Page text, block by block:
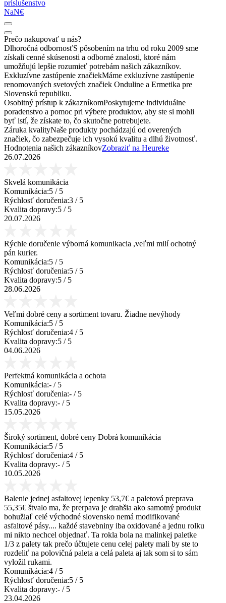
príslušenstvo
NaN€
Prečo nakupovať u nás?
Dlhoročná odbornosťS pôsobením na trhu od roku 2009 sme
získali cenné skúsenosti a odborné znalosti, ktoré nám
umožňujú lepšie rozumieť potrebám našich zákazníkov.
Exkluzívne zastúpenie značiekMáme exkluzívne zastúpenie
renomovaných svetových značiek Onduline a Ermetika pre
Slovenskú republiku.
Osobitný prístup k zákazníkomPoskytujeme individuálne
poradenstvo a pomoc pri výbere produktov, aby ste si mohli
byť istí, že získate to, čo skutočne potrebujete.
Záruka kvalityNaše produkty pochádzajú od overených
značiek, čo zabezpečuje ich vysokú kvalitu a dlhú životnosť.
Hodnotenia našich zákazníkovZobraziť na Heureke
26.07.2026
Skvelá komunikácia
Komunikácia:5 / 5
Rýchlosť doručenia:3 / 5
Kvalita dopravy:5 / 5
20.07.2026
Rýchle doručenie výborná komunikacia ,veľmi milí ochotný
pán kurier.
Komunikácia:5 / 5
Rýchlosť doručenia:5 / 5
Kvalita dopravy:5 / 5
28.06.2026
Veľmi dobré ceny a sortiment tovaru. Žiadne nevýhody
Komunikácia:5 / 5
Rýchlosť doručenia:4 / 5
Kvalita dopravy:5 / 5
04.06.2026
Perfektná komunikácia a ochota
Komunikácia:- / 5
Rýchlosť doručenia:- / 5
Kvalita dopravy:- / 5
15.05.2026
Široký sortiment, dobré ceny Dobrá komunikácia
Komunikácia:5 / 5
Rýchlosť doručenia:4 / 5
Kvalita dopravy:- / 5
10.05.2026
Balenie jednej asfaltovej lepenky 53,7€ a paletová preprava
55,35€ štvalo ma, že prerpava je drahšia ako samotný produkt
bohužiaľ celé východné slovensko nemá modifikované
asfaltové pásy.... každé stavebniny iba oxidované a jednu rolku
mi nikto nechcel objednať. Ta rokla bola na malinkej paletke
1/3 z palety tak prečo účtujete cenu celej palety mali by ste to
rozdeliť na polovičná paleta a celá paleta aj tak som si to sám
vyložil rukami.
Komunikácia:4 / 5
Rýchlosť doručenia:5 / 5
Kvalita dopravy:- / 5
23.04.2026